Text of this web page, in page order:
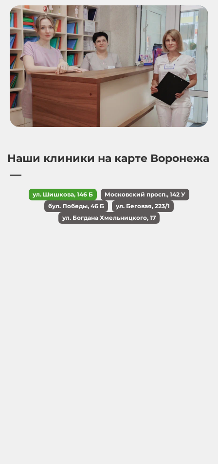
Наши клиники на карте Воронежа
ул. Шишкова, 146 Б
Московский просп., 142 У
бул. Победы, 46 Б
ул. Беговая, 223/1
ул. Богдана Хмельницкого, 17